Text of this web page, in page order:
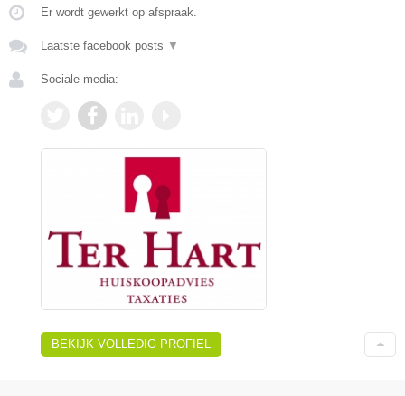
Er wordt gewerkt op afspraak.
Laatste facebook posts ▼
Sociale media:
BEKIJK VOLLEDIG PROFIEL